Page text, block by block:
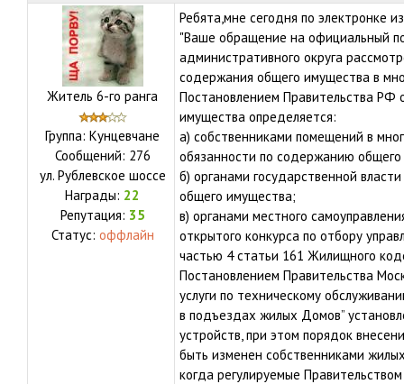
Житель 6-го ранга
Группа: Кунцевчане
Сообщений: 276
ул. Рублевское шоссе
Награды: 22
Репутация: 35
Статус: оффлайн
Ребята,мне сегодня по электронке
"Ваше обращение на официальный
административного округа
содержания общего имущества в
Постановлением Правительства РФ
имущества определяется:
а) собственниками помещений в
обязанности по содержанию
б) органами государственной
общего имущества;
в) органами местного
открытого конкурса по отбору
частью 4 статьи 161 Жилищного
Постановлением Правительства
услуги по техническому
в подъездах жилых Домов”
устройств, при этом порядок
быть изменен собственниками
когда регулируемые